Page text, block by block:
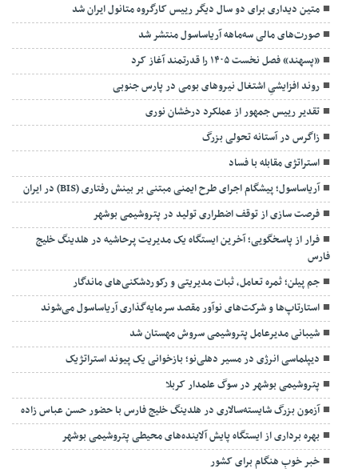
متین دیداری برای دو سال دیگر رییس کارگروه متانول ایران شد
صورت‌های مالی سه‌ماهه آریاساسول منتشر شد
«پسهند» فصل نخست ۱۴۰۵ را قدرتمند آغاز کرد
روند افزایشیِ اشتغال نیروهای بومی در پارس جنوبی
تقدیر رییس جمهور از عملکرد درخشان نوری
زاگرس در آستانه تحولی بزرگ
استراتژی مقابله با فساد
آریاساسول؛ پیشگام اجرای طرح ایمنی مبتنی بر بینش رفتاری (BIS) در ایران
فرصت سازی از توقف اضطراری تولید در پتروشیمی بوشهر
فرار از پاسخگویی؛ آخرین ایستگاه یک مدیریت پرحاشیه در هلدینگ خلیج
فارس
جم پیلن؛ ثمره تعامل، ثبات مدیریتی و رکوردشکنی‌های ماندگار
استارتاپ‌ها و شرکت‌های نوآور مقصد سرما‌یه‌گذاری آریاساسول می‌شوند
شیبانی مدیرعامل پتروشیمی سروش مهستان شد
دیپلماسی انرژی در مسیر دهلی‌نو؛ بازخوانی یک پیوند استراتژیک
پتروشیمی بوشهر در سوگ علمدار کربلا
آزمون بزرگ شایسته‌سالاری در هلدینگ خلیج فارس با حضور حسن عباس زاده
بهره برداری از ایستگاه پایش آلاینده‌های محیطی پتروشیمی بوشهر
خبر خوبِ هنگام برای کشور